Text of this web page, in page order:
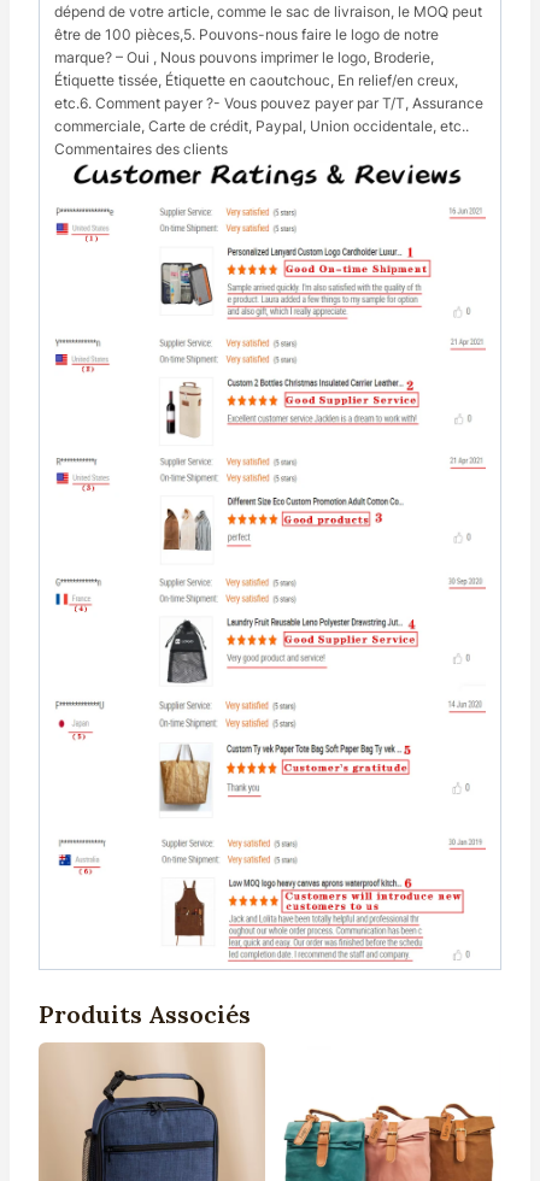
dépend de votre article, comme le sac de livraison, le MOQ peut
être de 100 pièces,5. Pouvons-nous faire le logo de notre
marque? – Oui , Nous pouvons imprimer le logo, Broderie,
Étiquette tissée, Étiquette en caoutchouc, En relief/en creux,
etc.6. Comment payer ?- Vous pouvez payer par T/T, Assurance
commerciale, Carte de crédit, Paypal, Union occidentale, etc..
Commentaires des clients
Produits Associés